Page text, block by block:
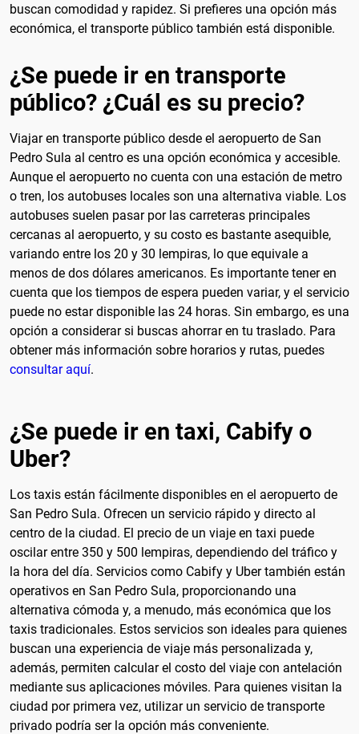
buscan comodidad y rapidez. Si prefieres una opción más
económica, el transporte público también está disponible.
¿Se puede ir en transporte
público? ¿Cuál es su precio?
Viajar en transporte público desde el aeropuerto de San
Pedro Sula al centro es una opción económica y accesible.
Aunque el aeropuerto no cuenta con una estación de metro
o tren, los autobuses locales son una alternativa viable. Los
autobuses suelen pasar por las carreteras principales
cercanas al aeropuerto, y su costo es bastante asequible,
variando entre los 20 y 30 lempiras, lo que equivale a
menos de dos dólares americanos. Es importante tener en
cuenta que los tiempos de espera pueden variar, y el servicio
puede no estar disponible las 24 horas. Sin embargo, es una
opción a considerar si buscas ahorrar en tu traslado. Para
obtener más información sobre horarios y rutas, puedes
consultar aquí.
¿Se puede ir en taxi, Cabify o
Uber?
Los taxis están fácilmente disponibles en el aeropuerto de
San Pedro Sula. Ofrecen un servicio rápido y directo al
centro de la ciudad. El precio de un viaje en taxi puede
oscilar entre 350 y 500 lempiras, dependiendo del tráfico y
la hora del día. Servicios como Cabify y Uber también están
operativos en San Pedro Sula, proporcionando una
alternativa cómoda y, a menudo, más económica que los
taxis tradicionales. Estos servicios son ideales para quienes
buscan una experiencia de viaje más personalizada y,
además, permiten calcular el costo del viaje con antelación
mediante sus aplicaciones móviles. Para quienes visitan la
ciudad por primera vez, utilizar un servicio de transporte
privado podría ser la opción más conveniente.